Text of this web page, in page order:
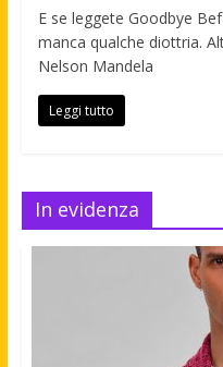
E se leggete Goodbye
manca qualche diottria.
Nelson Mandela
Leggi tutto
In evidenza